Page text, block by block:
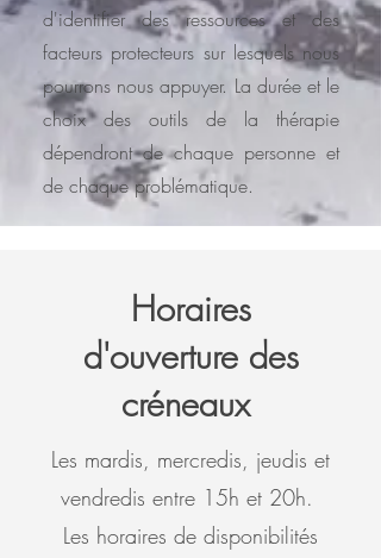
d'identifier des ressources et des
facteurs protecteurs sur lesquels nous
pourrons nous appuyer. La durée et le
choix des outils de la thérapie
dépendront de chaque personne et
de chaque problématique.
Horaires
d'ouverture des
créneaux
Les mardis, mercredis, jeudis et
vendredis entre 15h et 20h.
Les horaires de disponibilités